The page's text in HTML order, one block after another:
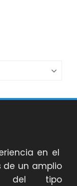
en el
de un amplio
del tipo